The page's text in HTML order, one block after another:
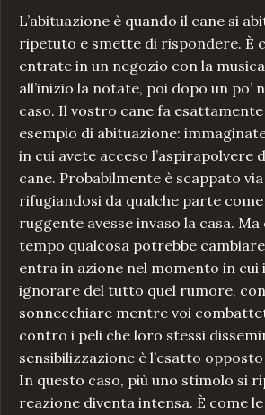
L’abituazione è quando il cane si
ripetuto e smette di rispondere. È
entrate in un negozio con la
all’inizio la notate, poi dopo un po’
caso. Il vostro cane fa
esempio di abituazione:
in cui avete acceso l’aspirapolvere
cane. Probabilmente è scappato
rifugiandosi da qualche parte
ruggente avesse invaso la casa.
tempo qualcosa potrebbe
entra in azione nel momento in cui
ignorare del tutto quel rumore,
sonnecchiare mentre voi
contro i peli che loro stessi
sensibilizzazione è l’esatto
In questo caso, più uno stimolo si
reazione diventa intensa. È come